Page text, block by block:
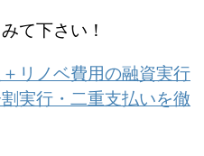
て下さい！
リノベ費用の融資実行
実行・二重支払いを徹